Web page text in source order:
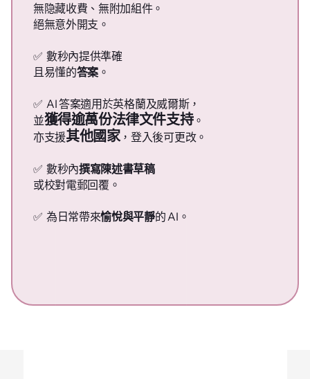
無隐藏收費、無附加組件。
絕無意外開支。
✅  數秒內提供準確
且易懂的答案 。
✅  AI 答案適用於英格蘭及威爾斯，
並獲得逾萬份法律文件支持。
亦支援其他國家，登入後可更改。
✅  數秒內撰寫陳述書草稿
或校對電郵回覆。
✅  為日常帶來愉悅與平靜的 AI。